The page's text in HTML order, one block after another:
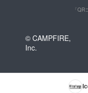
「
© CAMPFIRE,
Inc.